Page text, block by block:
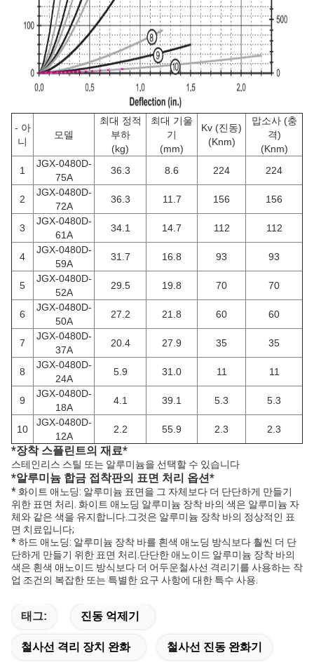
- 아
니
모델
최대 정적
부하
(kg)
최대 기울
기
(mm)
Kv (진동)
(Knm)
맙소사 (충
격)
(Knm)
1
JGX-0480D-
75A
36.3 8.6 224 224
2
JGX-0480D-
72A
36.3 11.7 156 156
3
JGX-0480D-
61A
34.1 14.7 112 112
4
JGX-0480D-
59A
31.7 16.8 93 93
5
JGX-0480D-
52A
29.5 19.8 70 70
6
JGX-0480D-
50A
27.2 21.8 60 60
7
JGX-0480D-
37A
20.4 27.9 35 35
8
JGX-0480D-
24A
5.9 31.0 11 11
9
JGX-0480D-
18A
4.1 39.1 5.3 5.3
10
JGX-0480D-
12A
2.2 55.9 2.3 2.3
*장착 스플린트의 재료*
스테인리스 스틸 또는 알루미늄을 선택할 수 있습니다
*알루미늄 합금 접착판의 표면 처리 옵션*
* 화이트 애노딩: 알루미늄 표면을 그 자체보다 더 단단하게 만들기
위한 표면 처리. 화이트 애노딩 알루미늄 장착 바의 색은 알루미늄 자
체와 같은 색을 유지합니다.그것은 알루미늄 장착 바의 정상적인 표
면 치료입니다;
* 하드 애노딩: 알루미늄 장착 바를 흰색 애노딩 방식보다 훨씬 더 단
단하게 만들기 위한 표면 처리.단단한 애노이드 알루미늄 장착 바의
색은 흰색 애노이드 방식보다 더 어두운철사선 격리기를 사용하는 작
업 조건의 복잡한 또는 특별한 요구 사항에 대한 특수 사용.
태그: 진동 억제기
철사선 격리 장치 완화 철사선 진동 완화기